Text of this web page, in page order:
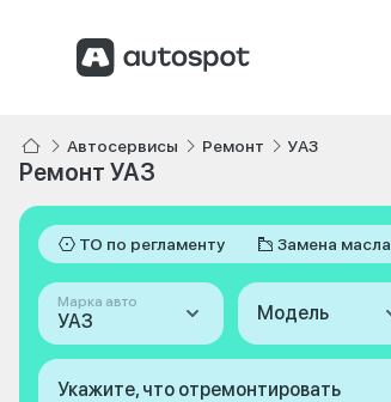
Автосервисы Ремонт УАЗ
Ремонт УАЗ
ТО по регламенту Замена масла
Марка авто
УАЗ Модель
Укажите, что отремонтировать